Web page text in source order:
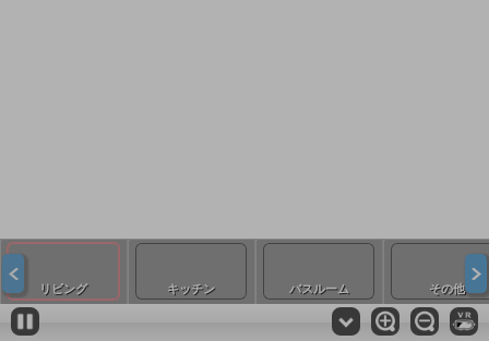
リビング キッチン バスルーム その他